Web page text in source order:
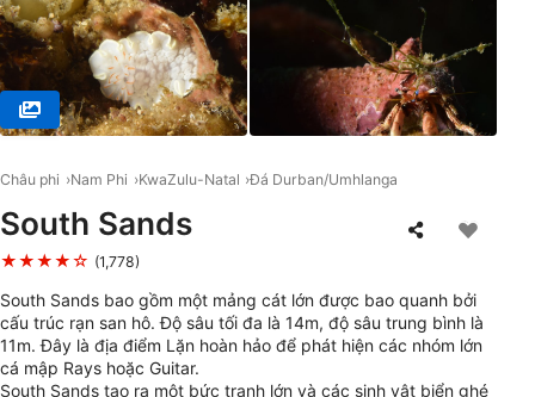
Châu phi Nam Phi KwaZulu-Natal Đá Durban/Umhlanga
South Sands
★★★★☆ (1,778)
South Sands bao gồm một mảng cát lớn được bao quanh bởi
cấu trúc rạn san hô. Độ sâu tối đa là 14m, độ sâu trung bình là
11m. Đây là địa điểm Lặn hoàn hảo để phát hiện các nhóm lớn
cá mập Rays hoặc Guitar.
South Sands tạo ra một bức tranh lớn và các sinh vật biển ghé